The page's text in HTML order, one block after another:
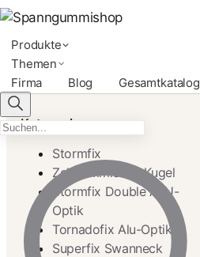
Produkte
Themen
Firma
Blog Gesamtkatalog
Kategorien
Stormfix
Zeltgummis mit Kugel
Stormfix Double ALU-
Optik
Tornadofix Alu-Optik
Superfix Swanneck